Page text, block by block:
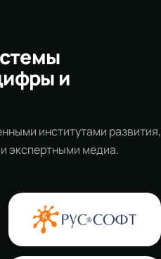
и
институтами развития,
экспертными медиа.